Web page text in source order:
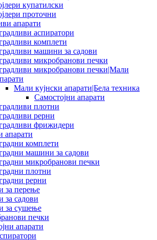
купатилски
проточни
апарати
аспиратори
комплети
машини за садови
микробранови печки
микробранови печки|Мали
Мали кујнски апарати|Бела техника
Самостојни апарати
плотни
рерни
фрижидери
апарати
комплети
машини за садови
микробранови печки
плотни
рерни
перење
садови
за сушење
печки
апарати